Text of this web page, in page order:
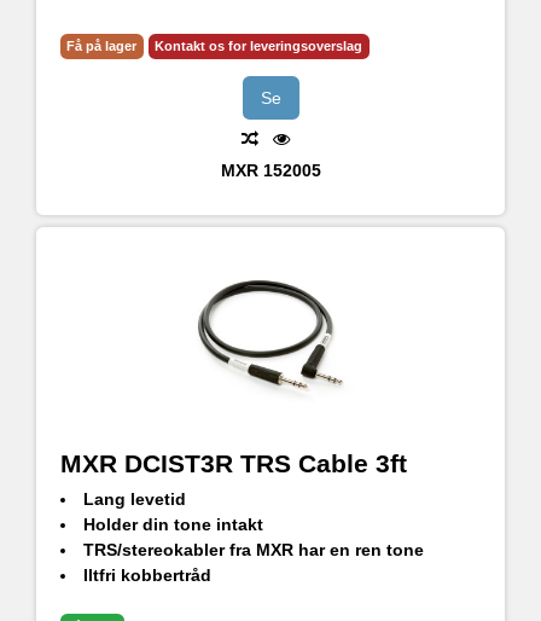
Få på lager Kontakt os for leveringsoverslag
Se
MXR 152005
MXR DCIST3R TRS Cable 3ft
Lang levetid
Holder din tone intakt
TRS/stereokabler fra MXR har en ren tone
Iltfri kobbertråd